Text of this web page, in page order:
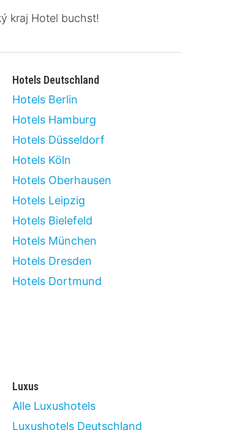
kraj Hotel buchst!
Hotels Deutschland
Hotels Berlin
Hotels Hamburg
Hotels Düsseldorf
Hotels Köln
Hotels Oberhausen
Hotels Leipzig
Hotels Bielefeld
Hotels München
Hotels Dresden
Hotels Dortmund
Luxus
Alle Luxushotels
Luxushotels Deutschland